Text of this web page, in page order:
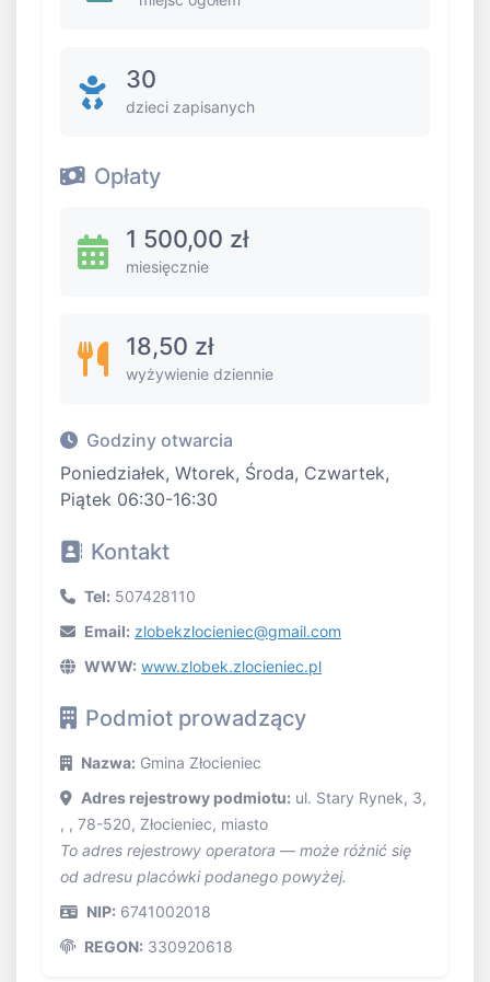
30
dzieci zapisanych
Opłaty
1 500,00 zł
miesięcznie
18,50 zł
wyżywienie dziennie
Godziny otwarcia
Poniedziałek, Wtorek, Środa, Czwartek,
Piątek 06:30-16:30
Kontakt
Tel: 507428110
Email: zlobekzlocieniec@gmail.com
WWW: www.zlobek.zlocieniec.pl
Podmiot prowadzący
Nazwa: Gmina Złocieniec
Adres rejestrowy podmiotu: ul. Stary Rynek, 3,
, , 78-520, Złocieniec, miasto
To adres rejestrowy operatora — może różnić się
od adresu placówki podanego powyżej.
NIP: 6741002018
REGON: 330920618